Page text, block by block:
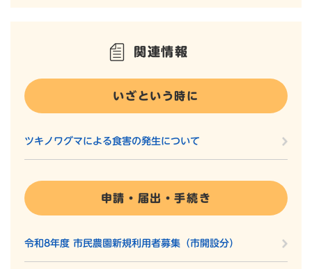
関連情報
いざという時に
ツキノワグマによる食害の発生について
申請・届出・手続き
令和8年度 市民農園新規利用者募集（市開設分）